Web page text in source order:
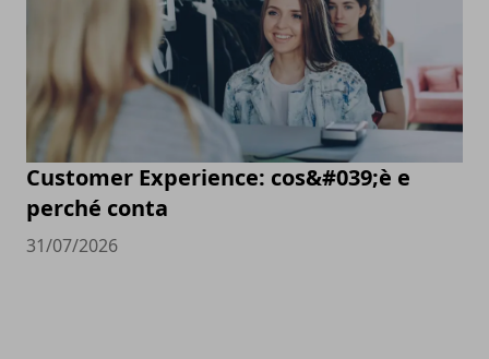
Customer Experience: cos&#039;è e
perché conta
31/07/2026